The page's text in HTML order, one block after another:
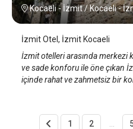
Kocaeli - İzmit/ Kocaeli -
İzmit Otel, İzmit Kocaeli
İzmit otelleri arasında merkezi
ve sade konforu ile öne çıkan
içinde rahat ve zahmetsiz bir
1 2